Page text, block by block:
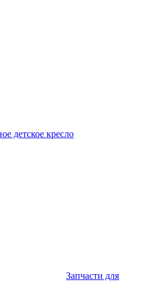
детское кресло
Запчасти для